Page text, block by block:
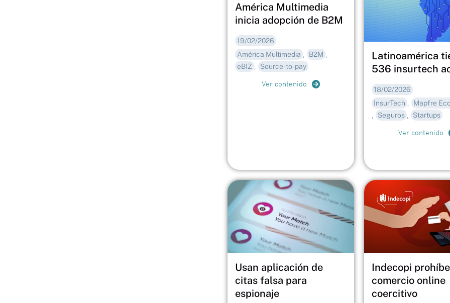
América Multimedia
inicia adopción de B2M
19/02/2026
América Multimedia , B2M ,
eBIZ , Source-to-pay
Ver contenido
Latinoamérica
536 insurtech
18/02/2026
InsurTech ,
Mapfre
,
Seguros , Startups
Ver contenido
Usan aplicación de
citas falsa para
espionaje
Indecopi
comercio online
coercitivo